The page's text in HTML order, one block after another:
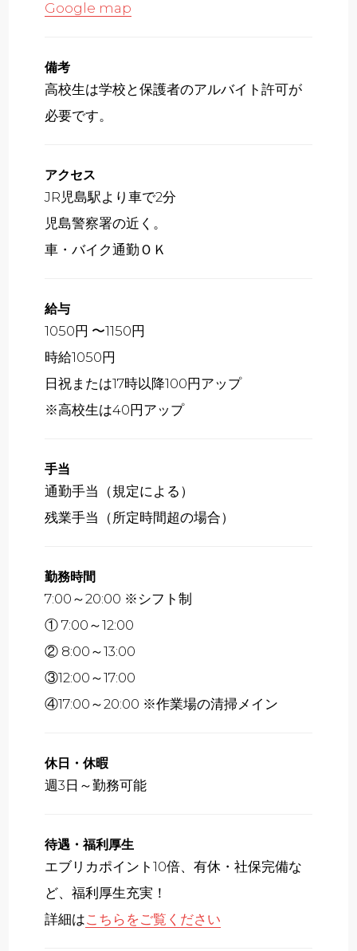
Google map
備考
高校生は学校と保護者のアルバイト許可が
必要です。
アクセス
JR児島駅より車で2分
児島警察署の近く。
車・バイク通勤ＯＫ
給与
1050円 〜1150円
時給1050円
日祝または17時以降100円アップ
※高校生は40円アップ
手当
通勤手当（規定による）
残業手当（所定時間超の場合）
勤務時間
7:00～20:00 ※シフト制
① 7:00～12:00
② 8:00～13:00
③12:00～17:00
④17:00～20:00 ※作業場の清掃メイン
休日・休暇
週3日～勤務可能
待遇・福利厚生
エブリカポイント10倍、有休・社保完備な
ど、福利厚生充実！
詳細はこちらをご覧ください